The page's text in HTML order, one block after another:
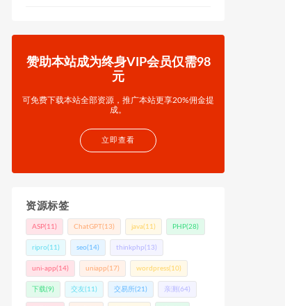
赞助本站成为终身VIP会员仅需98
元
可免费下载本站全部资源，推广本站更享20%佣金提
成。
立即查看
资源标签
ASP(11) ChatGPT(13) java(11) PHP(28)
ripro(11) seo(14) thinkphp(13)
uni-app(14) uniapp(17) wordpress(10)
下载(9) 交友(11) 交易所(21) 亲测 (64)